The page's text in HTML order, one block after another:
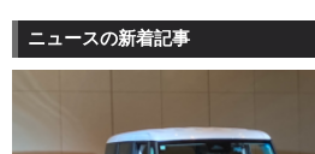
ニュースの新着記事